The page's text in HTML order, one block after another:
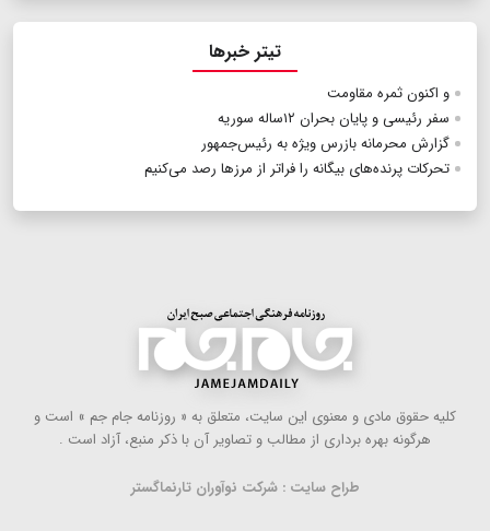
تیتر خبرها
و اکنون ثمره مقاومت
سفر رئیسی و پایان بحران ۱۲ساله سوریه
گزارش محرمانه بازرس ویژه به رئیس‌جمهور
تحرکات پرنده‌های بیگانه را فراتر از مرزها رصد می‌کنیم
كلیه حقوق مادی و معنوی این سایت، متعلق به « روزنامه جام جم » است و
هرگونه بهره ‌برداری از مطالب و تصاویر آن با ذكر منبع، آزاد است .
طراح سایت : شرکت نوآوران تارنماگستر